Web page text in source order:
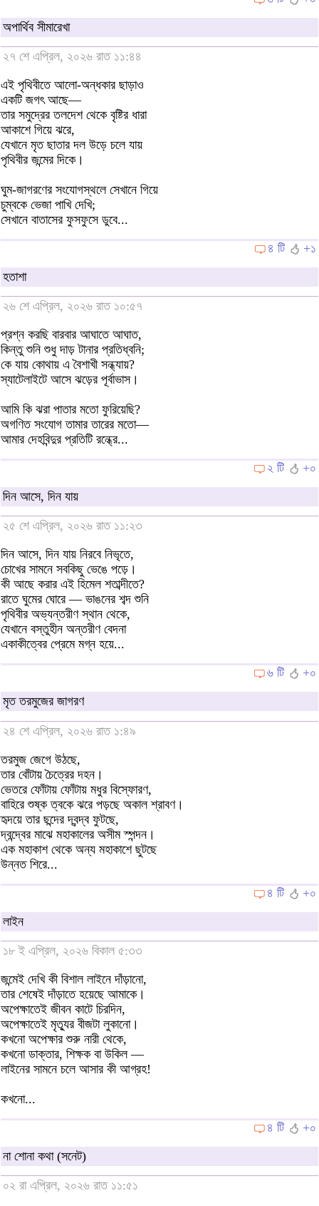
অপার্থিব সীমারেখা
২৭ শে এপ্রিল, ২০২৬ রাত ১১:৪৪
এই পৃথিবীতে আলো-অন্ধকার ছাড়াও
একটি জগৎ আছে—
তার সমুদ্রের তলদেশ থেকে বৃষ্টির ধারা
আকাশে গিয়ে ঝরে,
যেখানে মৃত ছাতার দল উড়ে চলে যায়
পৃথিবীর জন্মের দিকে।
​ঘুম-জাগরণের সংযোগস্থলে সেখানে গিয়ে
চুম্বকে ভেজা পাখি দেখি;
সেখানে বাতাসের ফুসফুসে ডুবে...
৪ টি
+১
হতাশা
২৬ শে এপ্রিল, ২০২৬ রাত ১০:৫৭
প্রশ্ন করছি বারবার আঘাতে আঘাত,
কিন্তু শুনি শুধু দাড় টানার প্রতিধ্বনি;
কে যায় কোথায় এ বৈশাখী সন্ধ্যায়?
স্যাটেলাইটে আসে ঝড়ের পূর্বাভাস।
আমি কি ঝরা পাতার মতো ফুরিয়েছি?
অগণিত সংযোগ তামার তারের মতো—
আমার দেহবিন্দুর প্রতিটি রন্ধ্রে...
২ টি
+০
দিন আসে, দিন যায়
২৫ শে এপ্রিল, ২০২৬ রাত ১১:২৩
দিন আসে, দিন যায় নিরবে নিভৃতে,
চোখের সামনে সবকিছু ভেঙে পড়ে।
কী আছে করার এই হিমেল শতাব্দীতে?
রাতে ঘুমের ঘোরে — ভাঙনের শব্দ শুনি
পৃথিবীর অভ্যন্তরীণ স্থান থেকে,
যেখানে বস্তুহীন অন্তরীণ বেদনা
একাকীত্বের প্রেমে মগ্ন হয়ে...
৬ টি
+০
মৃত তরমুজের জাগরণ
২৪ শে এপ্রিল, ২০২৬ রাত ১:৪৯
তরমুজ জেগে উঠছে,
তার বোঁটায় চৈত্রের দহন।
ভেতরে ফোঁটায় ফোঁটায় মধুর বিস্ফোরণ,
বাহিরে শুষ্ক ত্বকে ঝরে পড়ছে অকাল শ্রাবণ।
হৃদয়ে তার ছন্দের দ্বন্দ্ব ফুটছে,
দ্বন্দ্বের মাঝে মহাকালের অসীম স্পন্দন।
এক মহাকাশ থেকে অন্য মহাকাশে ছুটছে
উন্নত শিরে...
৪ টি
+০
লাইন
১৮ ই এপ্রিল, ২০২৬ বিকাল ৫:৩৩
জন্মেই দেখি কী বিশাল লাইনে দাঁড়ানো,
তার শেষেই দাঁড়াতে হয়েছে আমাকে।
অপেক্ষাতেই জীবন কাটে চিরদিন,
অপেক্ষাতেই মৃত্যুর বীজটা লুকানো।
কখনো অপেক্ষার শুরু নারী থেকে,
কখনো ডাক্তার, শিক্ষক বা উকিল —
লাইনের সামনে চলে আসার কী আগ্রহ!
কখনো...
৪ টি
+০
না শোনা কথা (সনেট)
০২ রা এপ্রিল, ২০২৬ রাত ১১:৫১